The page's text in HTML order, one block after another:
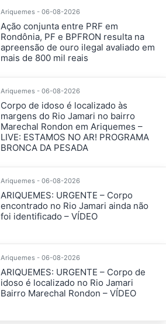
Ariquemes - 06-08-2026
Ação conjunta entre PRF em
Rondônia, PF e BPFRON resulta na
apreensão de ouro ilegal avaliado em
mais de 800 mil reais
Ariquemes - 06-08-2026
Corpo de idoso é localizado às
margens do Rio Jamari no bairro
Marechal Rondon em Ariquemes –
LIVE: ESTAMOS NO AR! PROGRAMA
BRONCA DA PESADA
Ariquemes - 06-08-2026
ARIQUEMES: URGENTE – Corpo
encontrado no Rio Jamari ainda não
foi identificado – VÍDEO
Ariquemes - 06-08-2026
ARIQUEMES: URGENTE – Corpo de
idoso é localizado no Rio Jamari
Bairro Marechal Rondon – VÍDEO